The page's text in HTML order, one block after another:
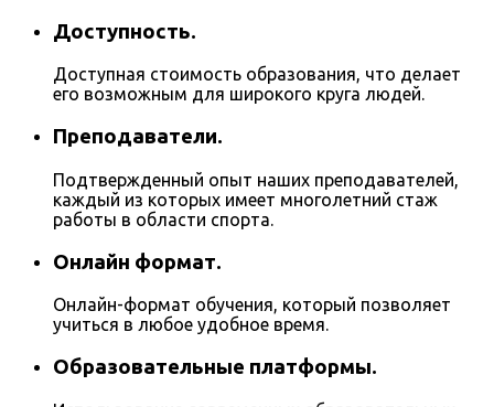
Доступность.
Доступная стоимость образования, что делает
его возможным для широкого круга людей.
Преподаватели.
Подтвержденный опыт наших преподавателей,
каждый из которых имеет многолетний стаж
работы в области спорта.
Онлайн формат.
Онлайн-формат обучения, который позволяет
учиться в любое удобное время.
Образовательные платформы.